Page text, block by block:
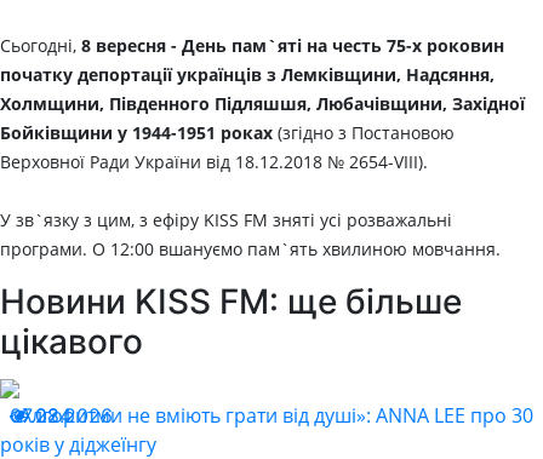
Сьогодні, 8 вересня - День пам`яті на честь 75-х роковин
початку депортації українців з Лемківщини, Надсяння,
Холмщини, Південного Підляшшя, Любачівщини, Західної
Бойківщини у 1944-1951 роках (згідно з Постановою
Верховної Ради України від 18.12.2018 № 2654-VIII).
У зв`язку з цим, з ефіру KISS FM зняті усі розважальні
програми. О 12:00 вшануємо пам`ять хвилиною мовчання.
Новини KISS FM: ще більше
цікавого
07.08.2026
224
«Алгоритми не вміють грати від душі»: ANNA LEE про 30
років у діджеїнгу